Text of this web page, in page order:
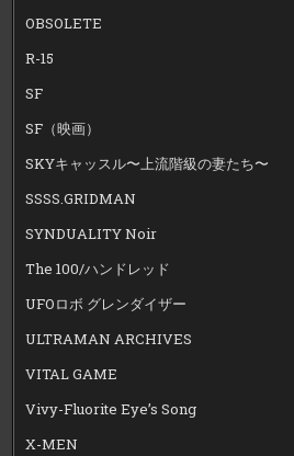
OBSOLETE
R-15
SF
SF（映画）
SKYキャッスル〜上流階級の妻たち〜
SSSS.GRIDMAN
SYNDUALITY Noir
The 100/ハンドレッド
UFOロボ グレンダイザー
ULTRAMAN ARCHIVES
VITAL GAME
Vivy-Fluorite Eye’s Song
X-MEN